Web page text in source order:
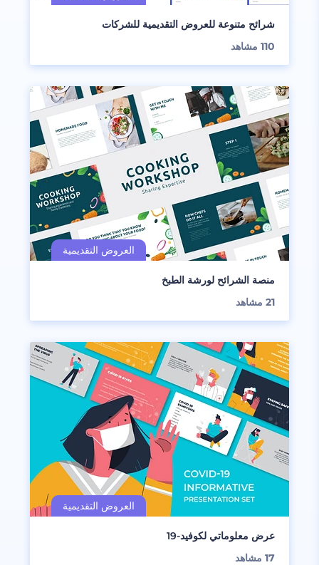
شرائح متنوعة للعروض التقديمية للشركات
110 مشاهد
منصة الشرائح لورشة الطبخ
21 مشاهد
عرض معلوماتي لكوفيد-19
17 مشاهد